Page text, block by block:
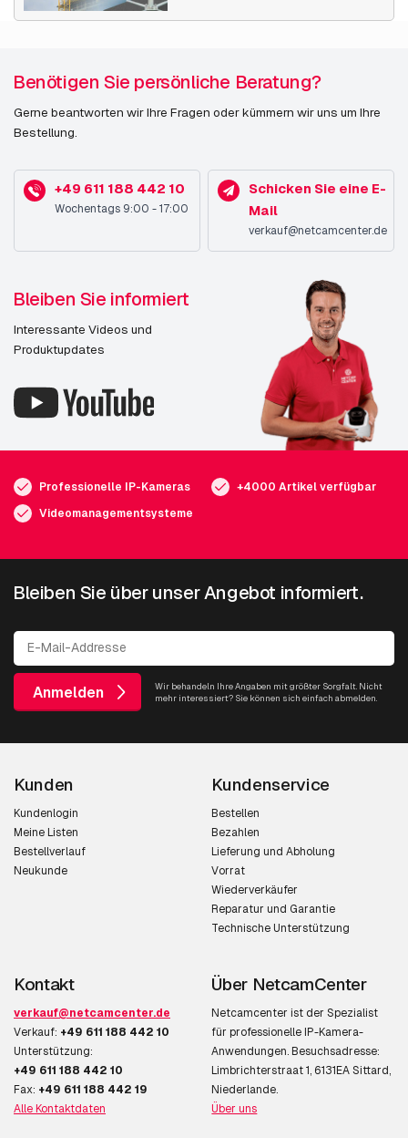
Benötigen Sie persönliche Beratung?
Gerne beantworten wir Ihre Fragen oder kümmern wir uns um Ihre
Bestellung.
+49 611 188 442 10
Wochentags 9:00 - 17:00
Schicken Sie eine E-
Mail
verkauf@netcamcenter.de
Bleiben Sie informiert
Interessante Videos und
Produktupdates
Professionelle IP-Kameras
+4000 Artikel verfügbar
Videomanagementsysteme
Bleiben Sie über unser Angebot informiert.
Anmelden
Wir behandeln Ihre Angaben mit größter Sorgfalt. Nicht
mehr interessiert? Sie können sich einfach abmelden.
Kunden
Kundenlogin
Meine Listen
Bestellverlauf
Neukunde
Kundenservice
Bestellen
Bezahlen
Lieferung und Abholung
Vorrat
Wiederverkäufer
Reparatur und Garantie
Technische Unterstützung
Kontakt
verkauf@netcamcenter.de
Verkauf: +49 611 188 442 10
Unterstützung:
+49 611 188 442 10
Fax: +49 611 188 442 19
Alle Kontaktdaten
Über NetcamCenter
Netcamcenter ist der Spezialist
für professionelle IP-Kamera-
Anwendungen. Besuchsadresse:
Limbrichterstraat 1, 6131EA Sittard,
Niederlande.
Über uns